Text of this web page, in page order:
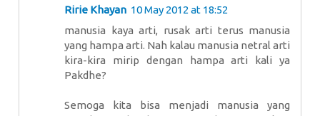
Ririe Khayan 10 May 2012 at 18:52
manusia kaya arti, rusak arti terus manusia
yang hampa arti. Nah kalau manusia netral arti
kira-kira mirip dengan hampa arti kali ya
Pakdhe?
Semoga kita bisa menjadi manusia yang